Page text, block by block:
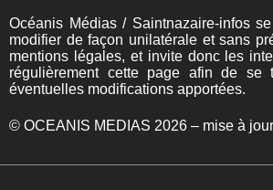
Océanis Médias / Saintnazaire-infos
modifier de façon unilatérale et sans
mentions légales, et invite donc les
régulièrement cette page afin de se
éventuelles modifications apportées.
© OCEANIS MEDIAS 2026 – mise à